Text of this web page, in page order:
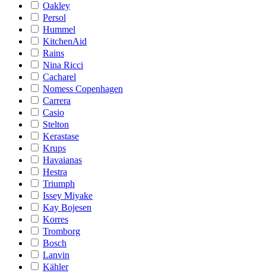
Oakley
Persol
Hummel
KitchenAid
Rains
Nina Ricci
Cacharel
Nomess Copenhagen
Carrera
Casio
Stelton
Kerastase
Krups
Havaianas
Hestra
Triumph
Issey Miyake
Kay Bojesen
Korres
Tromborg
Bosch
Lanvin
Kähler